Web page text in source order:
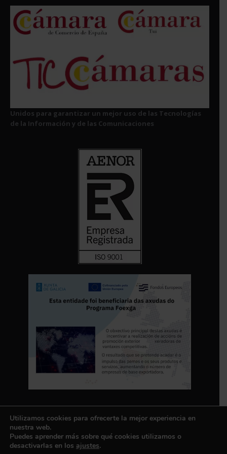
Unidos para garantizar un mejor uso de las Tecnologías
de la Información y de las Comunicaciones
Utilizamos cookies para ofrecerte la mejor experiencia en
nuestra web.
Puedes aprender más sobre qué cookies utilizamos o
desactivarlas en los ajustes.